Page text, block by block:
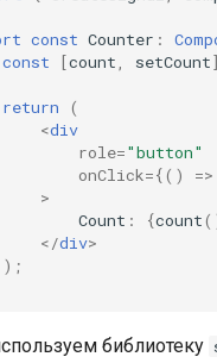
const Counter :
const
[count setCount]
return
(
<div
role="button"
onClick={() =>
>
Count : {count
</div>
);
библиотеку